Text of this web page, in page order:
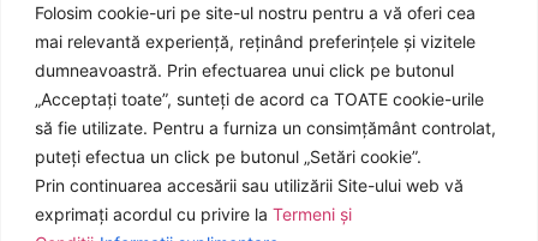
Folosim cookie-uri pe site-ul nostru pentru a vă oferi cea
mai relevantă experiență, reținând preferințele și vizitele
dumneavoastră. Prin efectuarea unui click pe butonul
„Acceptați toate”, sunteți de acord ca TOATE cookie-urile
să fie utilizate. Pentru a furniza un consimțământ controlat,
puteți efectua un click pe butonul „Setări cookie”.
Prin continuarea accesării sau utilizării Site-ului web vă
exprimați acordul cu privire la Termeni și
Pagina oficială a corpului profesional al
secretarilor generali ai comunelor din
România
Toată activitatea beneficiază de sprijinul